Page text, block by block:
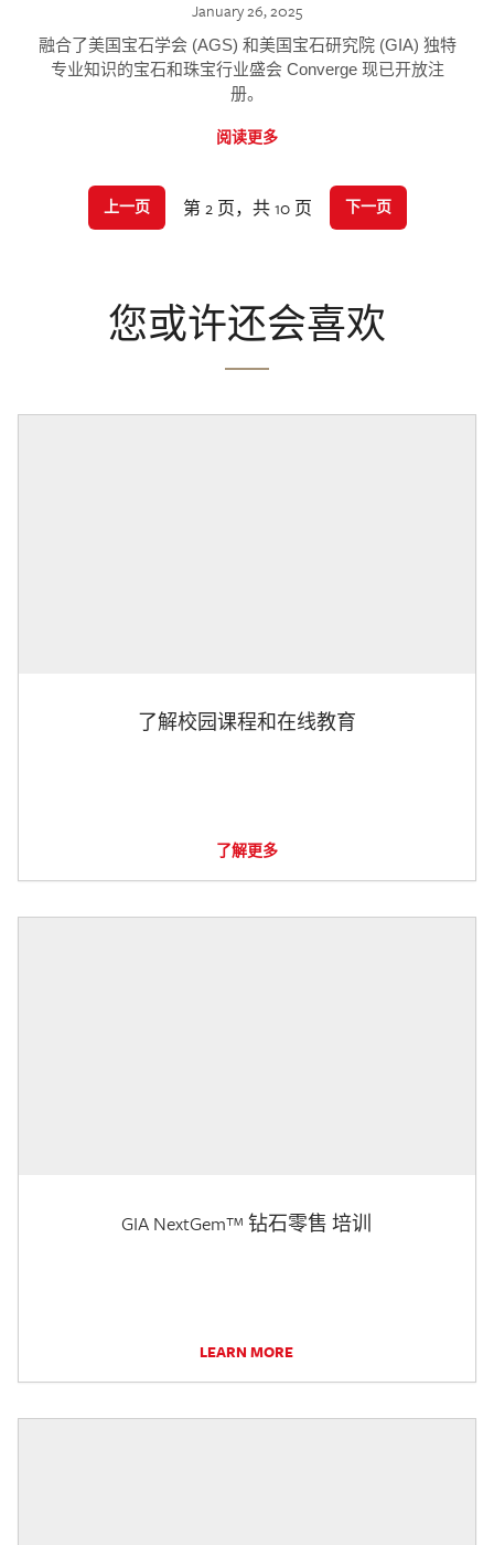
January 26, 2025
融合了美国宝石学会 (AGS) 和美国宝石研究院 (GIA) 独特
专业知识的宝石和珠宝行业盛会 Converge 现已开放注
册。
阅读更多
上一页 第 2 页，共 10 页 下一页
您或许还会喜欢
了解校园课程和在线教育
了解更多
GIA NextGem™ 钻石零售 培训
LEARN MORE